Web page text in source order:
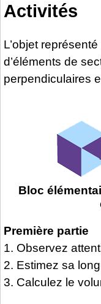
Activités
L’objet
d’éléments de
perpendiculaires
Bloc
Première partie
1. Observez
2. Estimez sa
3. Calculez le